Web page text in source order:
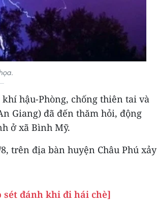
hậu-Phòng, chống thiên tai và
Giang) đã đến thăm hỏi, động
ở xã Bình Mỹ.
trên địa bàn huyện Châu Phú xảy
sét đánh khi đi hái chè]